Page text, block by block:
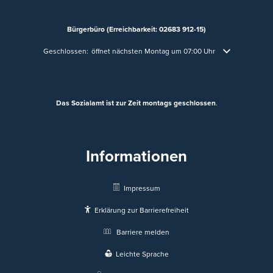
Bürgerbüro (Erreichbarkeit: 02683 912-15)
Klicken, um weitere Öffnungs- oder Schließzeiten auszublenden
Geschlossen: öffnet nächsten Montag um 07:00 Uhr
Das Sozialamt ist zur Zeit montags geschlossen.
Informationen
Impressum
Erklärung zur Barrierefreiheit
Barriere melden
Leichte Sprache